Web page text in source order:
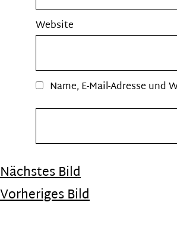
Website
Name, E-Mail-Adresse
Nächstes Bild
Vorheriges Bild